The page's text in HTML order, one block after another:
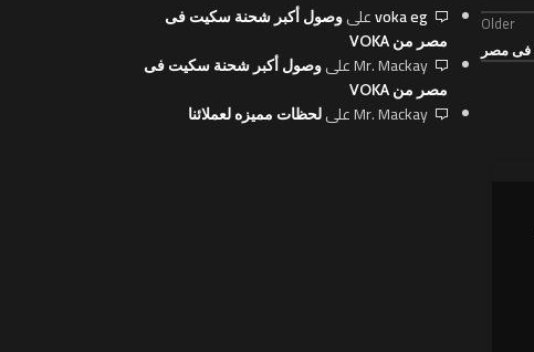
Older
voka egعلى وصول أكبر شحنة سكيت فى
مصر من VOKA
Mr. Mackayعلى وصول أكبر شحنة سكيت فى
مصر من VOKA
Mr. Mackayعلى لحظات مميزه لعملائنا